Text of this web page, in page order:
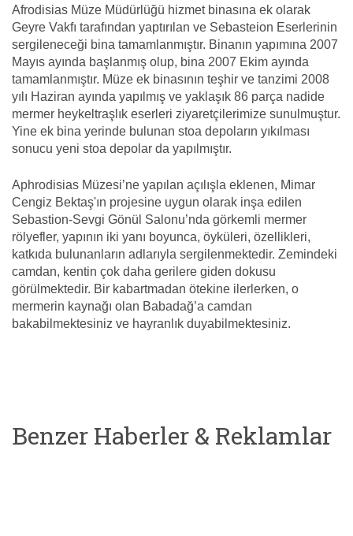
Afrodisias Müze Müdürlüğü hizmet binasına ek olarak
Geyre Vakfı tarafından yaptırılan ve Sebasteion Eserlerinin
sergileneceği bina tamamlanmıştır. Binanın yapımına 2007
Mayıs ayında başlanmış olup, bina 2007 Ekim ayında
tamamlanmıştır. Müze ek binasının teşhir ve tanzimi 2008
yılı Haziran ayında yapılmış ve yaklaşık 86 parça nadide
mermer heykeltraşlık eserleri ziyaretçilerimize sunulmuştur.
Yine ek bina yerinde bulunan stoa depoların yıkılması
sonucu yeni stoa depolar da yapılmıştır.
Aphrodisias Müzesi’ne yapılan açılışla eklenen, Mimar
Cengiz Bektaş'ın projesine uygun olarak inşa edilen
Sebastion-Sevgi Gönül Salonu’nda görkemli mermer
rölyefler, yapının iki yanı boyunca, öyküleri, özellikleri,
katkıda bulunanların adlarıyla sergilenmektedir. Zemindeki
camdan, kentin çok daha gerilere giden dokusu
görülmektedir. Bir kabartmadan ötekine ilerlerken, o
mermerin kaynağı olan Babadağ’a camdan
bakabilmektesiniz ve hayranlık duyabilmektesiniz.
Benzer Haberler & Reklamlar